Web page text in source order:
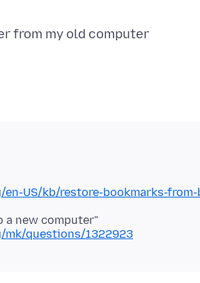
US/kb/restore-bookmarks-from-
questions/1322923